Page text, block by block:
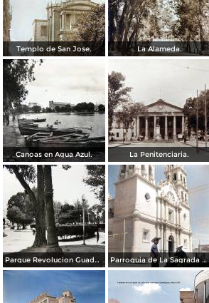
Templo de San Jose. La Alameda.
Canoas en Agua Azul. La Penitenciaria.
Parque Revolucion Guadalajara, Jalisco. Parroquia de La Sagrada familia Guadalajara, Jalisco 1961.